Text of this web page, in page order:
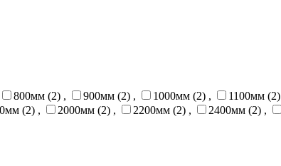
800мм (2) , 900мм (2) , 1000мм (2) , 1100мм (2)
(2) , 2000мм (2) , 2200мм (2) , 2400мм (2) ,